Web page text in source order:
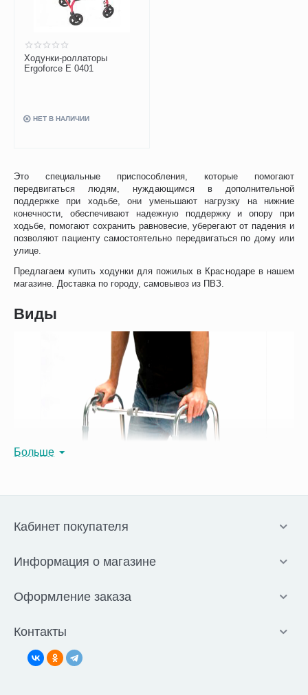
Это специальные приспособления, которые помогают
передвигаться людям, нуждающимся в дополнительной
поддержке при ходьбе, они уменьшают нагрузку на нижние
конечности, обеспечивают надежную поддержку и опору при
ходьбе, помогают сохранить равновесие, уберегают от падения и
позволяют пациенту самостоятельно передвигаться по дому или
улице.
Предлагаем купить ходунки для пожилых в Краснодаре в нашем
магазине. Доставка по городу, самовывоз из ПВЗ.
Виды
Больше
Ходунки-роллаторы
Ergoforce Е 0401
НЕТ В НАЛИЧИИ
Кабинет покупателя
Информация о магазине
Оформление заказа
Контакты